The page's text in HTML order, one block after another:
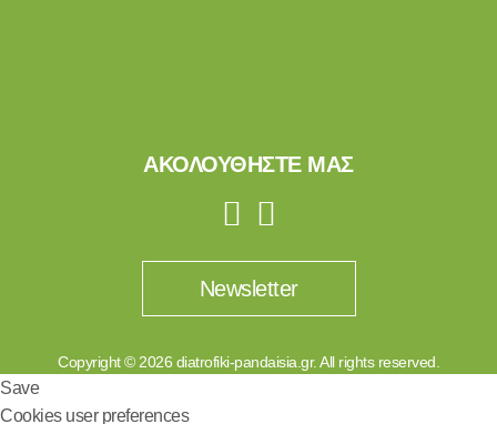
ΑΚΟΛΟΥΘΗΣΤΕ ΜΑΣ
Newsletter
Copyright © 2026 diatrofiki-pandaisia.gr. All rights reserved.
Save
Cookies user preferences